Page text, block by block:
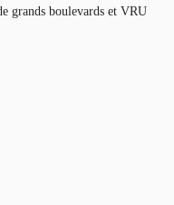
grands boulevards et VRU